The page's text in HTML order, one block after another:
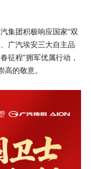
集团积极响应国家“双
广汽埃安三大自主品
征程”拥军优属行动，
的敬意。